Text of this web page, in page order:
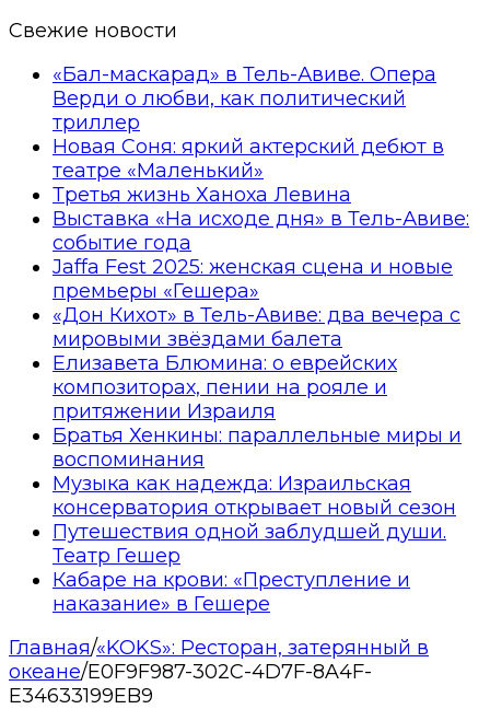
Свежие новости
«Бал-маскарад» в Тель-Авиве. Опера
Верди о любви, как политический
триллер
Новая Соня: яркий актерский дебют в
театре «Маленький»
Третья жизнь Ханоха Левина
Выставка «На исходе дня» в Тель-Авиве:
событие года
Jaffa Fest 2025: женская сцена и новые
премьеры «Гешера»
«Дон Кихот» в Тель-Авиве: два вечера с
мировыми звёздами балета
Елизавета Блюмина: о еврейских
композиторах, пении на рояле и
притяжении Израиля
Братья Хенкины: параллельные миры и
воспоминания
Музыка как надежда: Израильская
консерватория открывает новый сезон
Путешествия одной заблудшей души.
Театр Гешер
Кабаре на крови: «Преступление и
наказание» в Гешере
Главная/«KOKS»: Ресторан, затерянный в
океане/E0F9F987-302C-4D7F-8A4F-
E34633199EB9